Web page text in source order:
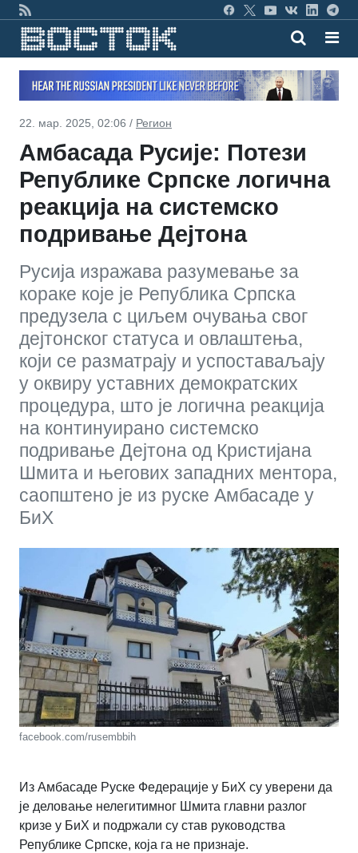
22. мар. 2025, 02:06 / Регион
Амбасада Русије: Потези
Републике Српске логична
реакција на системско
подривање Дејтона
Русија изражава разумевање за
кораке које је Република Српска
предузела с циљем очувања свог
дејтонског статуса и овлаштења,
који се разматрају и успоставаљају
у оквиру уставних демократских
процедура, што је логична реакција
на континуирано системско
подривање Дејтона од Кристијана
Шмита и његових западних ментора,
саопштено је из руске Амбасаде у
БиХ
facebook.com/rusembbih
Из Амбасаде Руске Федерације у БиХ су уверени да
је деловање нелегитимног Шмита главни разлог
кризе у БиХ и подржали су став руководства
Републике Српске, која га не признаје.